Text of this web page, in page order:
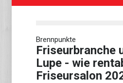
Vier Tote bei
de Janeiro
Brennpunkte
Friseurbranche
Lupe - wie
Friseursalon